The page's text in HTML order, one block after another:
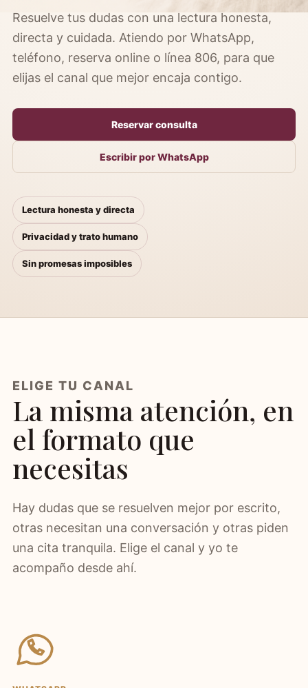
Resuelve tus dudas con una lectura honesta,
directa y cuidada. Atiendo por WhatsApp,
teléfono, reserva online o línea 806, para que
elijas el canal que mejor encaja contigo.
Reservar consulta
Escribir por WhatsApp
Lectura honesta y directa
Privacidad y trato humano
Sin promesas imposibles
ELIGE TU CANAL
La misma atención, en
el formato que
necesitas
Hay dudas que se resuelven mejor por escrito,
otras necesitan una conversación y otras piden
una cita tranquila. Elige el canal y yo te
acompaño desde ahí.